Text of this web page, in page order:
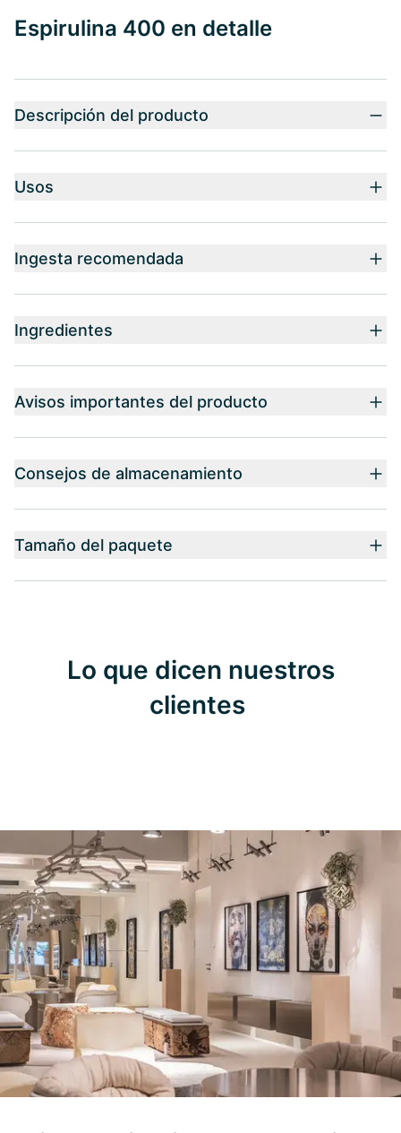
Espirulina 400 en detalle
Descripción del producto
Usos
Ingesta recomendada
Ingredientes
Avisos importantes del producto
Consejos de almacenamiento
Tamaño del paquete
Lo que dicen nuestros
clientes